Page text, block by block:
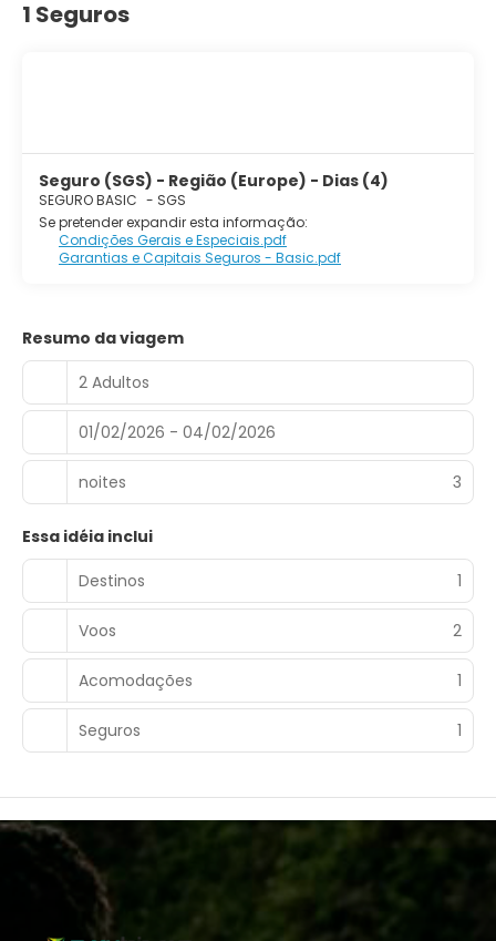
1 Seguros
Seguro (SGS) - Região (Europe) - Dias (4)
SEGURO BASIC - SGS
Se pretender expandir esta informação:
Condições Gerais e Especiais.pdf
Garantias e Capitais Seguros - Basic.pdf
Resumo da viagem
2 Adultos
01/02/2026 - 04/02/2026
noites 3
Essa idéia inclui
Destinos
1
Voos 2
Acomodações 1
Seguros 1